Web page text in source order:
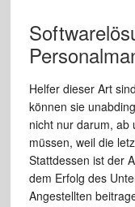
Helfer dieser Art
können sie
nicht nur darum, ab
müssen, weil die
Stattdessen ist der
dem Erfolg des
Angestellten